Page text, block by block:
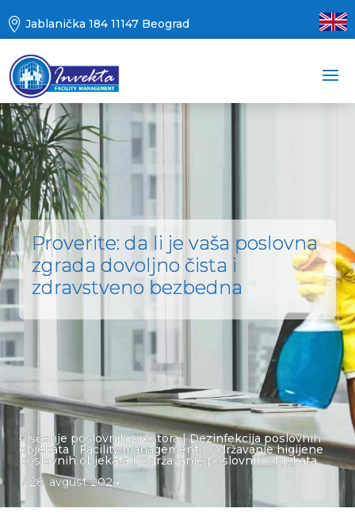
 Jablanička 184 11147 Beograd
Proverite: da li je vaša poslovna
zgrada dovoljno čista i
zdravstveno bezbedna
Čišćenje poslovnih prostora|Dezinfekcija poslovnih
objekata | Facility management | Održavanje higijene
poslovnih objekata | Održavanje poslovnih objekata
/ 28. avgust 2024.